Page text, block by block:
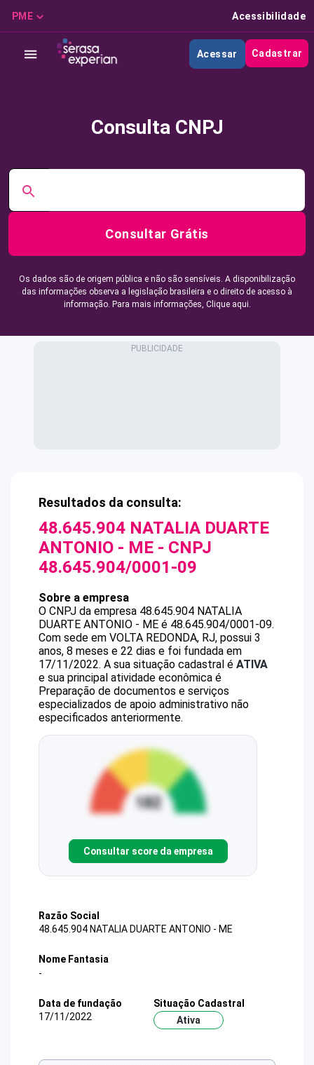
PME Acessibilidade
Acessar Cadastrar
Consulta CNPJ
Consultar Grátis
Os dados são de origem pública e não são sensíveis. A disponibilização
das informações observa a legislação brasileira e o direito de acesso à
informação. Para mais informações, Clique aqui.
Resultados da consulta:
48.645.904 NATALIA DUARTE
ANTONIO - ME - CNPJ
48.645.904/0001-09
Sobre a empresa
O CNPJ da empresa 48.645.904 NATALIA
DUARTE ANTONIO - ME é 48.645.904/0001-09.
Com sede em VOLTA REDONDA, RJ, possui 3
anos, 8 meses e 22 dias e foi fundada em
17/11/2022. A sua situação cadastral é ATIVA
e sua principal atividade econômica é
Preparação de documentos e serviços
especializados de apoio administrativo não
especificados anteriormente.
Consultar score da empresa
Razão Social
48.645.904 NATALIA DUARTE ANTONIO - ME
Nome Fantasia
-
Data de fundação
17/11/2022
Situação Cadastral
Ativa